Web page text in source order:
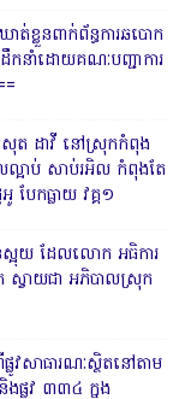
ខ្លួនពាក់ព័ន្ធការឆបោក
រដឹកនាំដោយគណៈបញ្ជាការ
សុត ដាវី នៅស្រុកកំពុង
ល្អាប់ សាប់រអិល កំពុងតែ
បែកធ្លាយ វគ្គ១
នស្អុយ ដែលលោក អធិការ
ស្វាយជា អភិបាលស្រុក
ាធារណៈស្ថិតនៅតាម
ផ្លូវ ៣៣៤ ក្នុង